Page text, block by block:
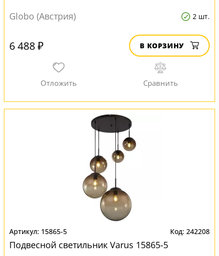
Globo (Австрия) 2 шт.
6 488 ₽ В КОРЗИНУ
15865-5 242208
Подвесной светильник Varus 15865-5